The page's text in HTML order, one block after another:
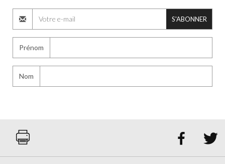
S'ABONNER
Prénom
Nom
 